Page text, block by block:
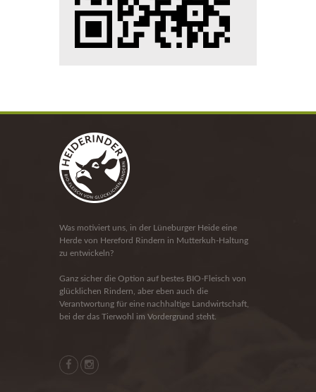
Was motiviert uns, in der Lüneburger Heide eine
Herde von Hereford Rindern in Mutterkuh-Haltung
zu entwickeln?
Ganz sicher die Option auf bestes BIO-Fleisch von
glücklichen Rindern, aber eben auch die
Verantwortung für eine nachhaltige Landwirtschaft,
bei der das Tierwohl im Vordergrund steht.